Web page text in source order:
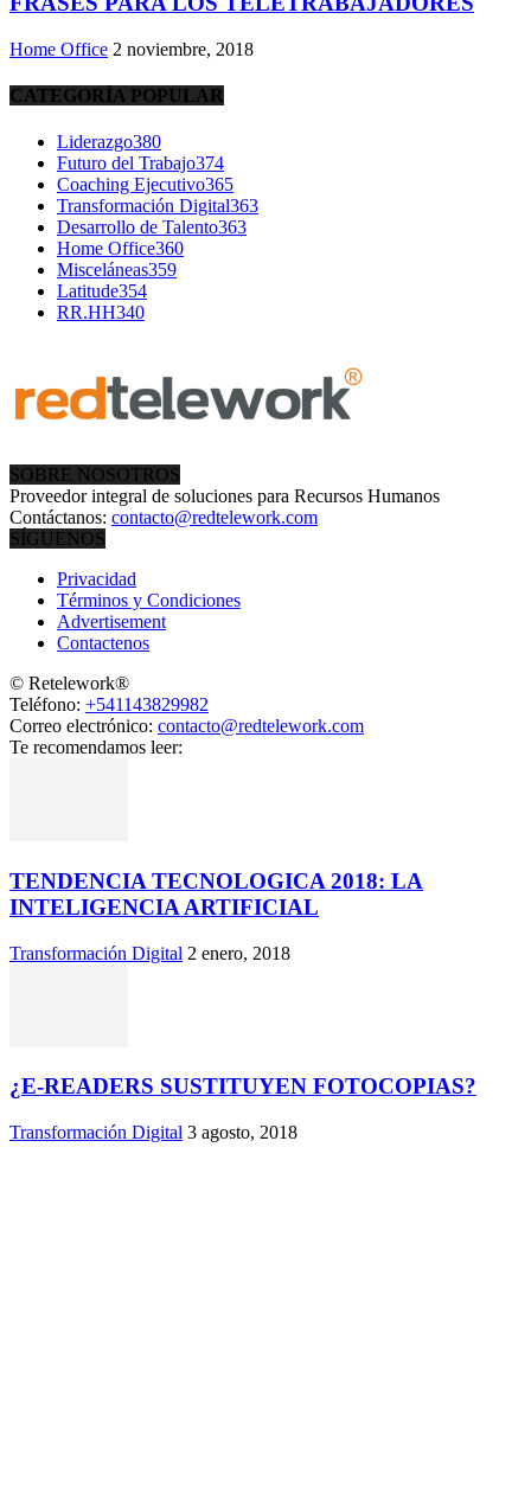
Home Office 2 noviembre, 2018
CATEGORÍA POPULAR
Liderazgo380
Futuro del Trabajo374
Coaching Ejecutivo365
Transformación Digital363
Desarrollo de Talento363
Home Office360
Misceláneas359
Latitude354
RR.HH340
SOBRE NOSOTROS
Proveedor integral de soluciones para Recursos Humanos
Contáctanos: contacto@redtelework.com
SÍGUENOS
Privacidad
Términos y Condiciones
Advertisement
Contactenos
© Retelework®
Teléfono: +541143829982
Correo electrónico: contacto@redtelework.com
Te recomendamos leer:
TENDENCIA TECNOLOGICA 2018: LA
INTELIGENCIA ARTIFICIAL
Transformación Digital 2 enero, 2018
¿E-READERS SUSTITUYEN FOTOCOPIAS?
Transformación Digital 3 agosto, 2018